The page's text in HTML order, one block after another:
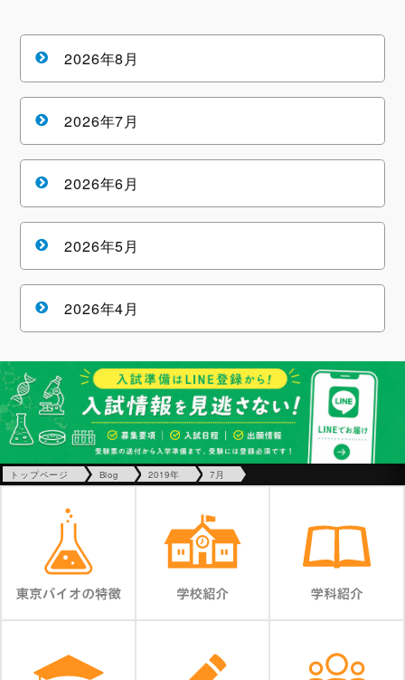
2026年8月
2026年7月
2026年6月
2026年5月
2026年4月
トップページ Blog 2019年 7月